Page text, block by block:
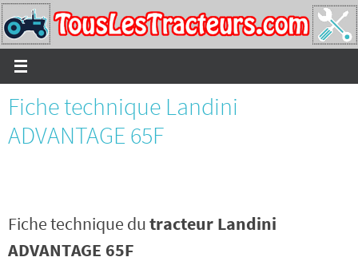
Passer
vers
le
contenu
Fiche technique Landini
ADVANTAGE 65F
Fiche technique dutracteur Landini
ADVANTAGE 65F